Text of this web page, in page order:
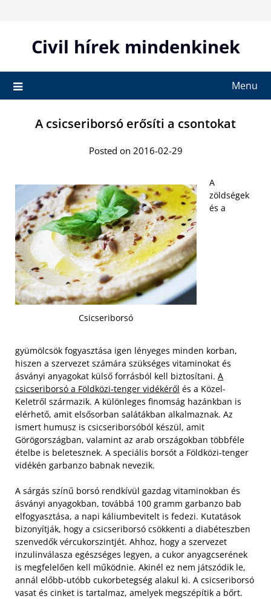
contentCivil hírek mindenkinek
Menu
A csicseriborsó erősíti a csontokat
Posted on 2016-02-29
Csicseriborsó
A
zöldségek
és a
gyümölcsök fogyasztása igen lényeges minden korban,
hiszen a szervezet számára szükséges vitaminokat és
ásványi anyagokat külső forrásból kell biztosítani. A
csicseriborsó a Földközi-tenger vidékéről és a Közel-
Keletről származik. A különleges finomság hazánkban is
elérhető, amit elsősorban salátákban alkalmaznak. Az
ismert humusz is csicseriborsóból készül, amit
Görögországban, valamint az arab országokban többféle
ételbe is beletesznek. A speciális borsót a Földközi-tenger
vidékén garbanzo babnak nevezik.
A sárgás színű borsó rendkívül gazdag vitaminokban és
ásványi anyagokban, továbbá 100 gramm garbanzo bab
elfogyasztása, a napi káliumbevitelt is fedezi. Kutatások
bizonyítják, hogy a csicseriborsó csökkenti a diabéteszben
szenvedők vércukorszintjét. Ahhoz, hogy a szervezet
inzulinválasza egészséges legyen, a cukor anyagcserének
is megfelelően kell működnie. Akinél ez nem játszódik le,
annál előbb-utóbb cukorbetegség alakul ki. A csicseriborsó
vasat és cinket is tartalmaz, amelyek megszépítik a bőrt.